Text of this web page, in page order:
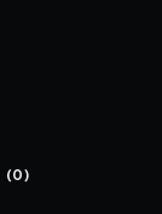
(0)